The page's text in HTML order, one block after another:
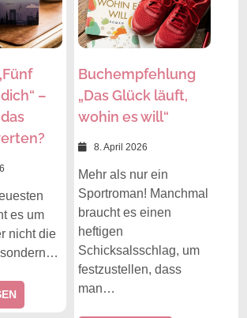
–
es um
nicht die
Buchempfehlung
„Das Glück läuft,
wohin es will“
8. April 2026
Mehr als nur ein
Sportroman! Manchmal
braucht es einen
heftigen
Schicksalsschlag, um
festzustellen, dass
man…